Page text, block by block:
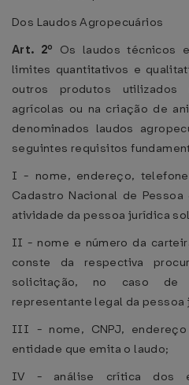
Dos Laudos Agropecuários
Art. 2º Os laudos técnicos
limites quantitativos e
outros produtos
agrícolas ou na criação de
denominados laudos
seguintes requisitos
I - nome, endereço,
Cadastro Nacional de
atividade da pessoa jurídica
II - nome e número da
conste da respectiva
solicitação, no caso de
representante legal da
III - nome, CNPJ,
entidade que emita o laudo;
IV - análise crítica dos